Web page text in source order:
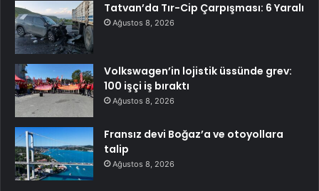
Tatvan’da Tır-Cip Çarpışması: 6 Yaralı
Ağustos 8, 2026
Volkswagen’in lojistik üssünde grev:
100 işçi iş bıraktı
Ağustos 8, 2026
Fransız devi Boğaz’a ve otoyollara
talip
Ağustos 8, 2026